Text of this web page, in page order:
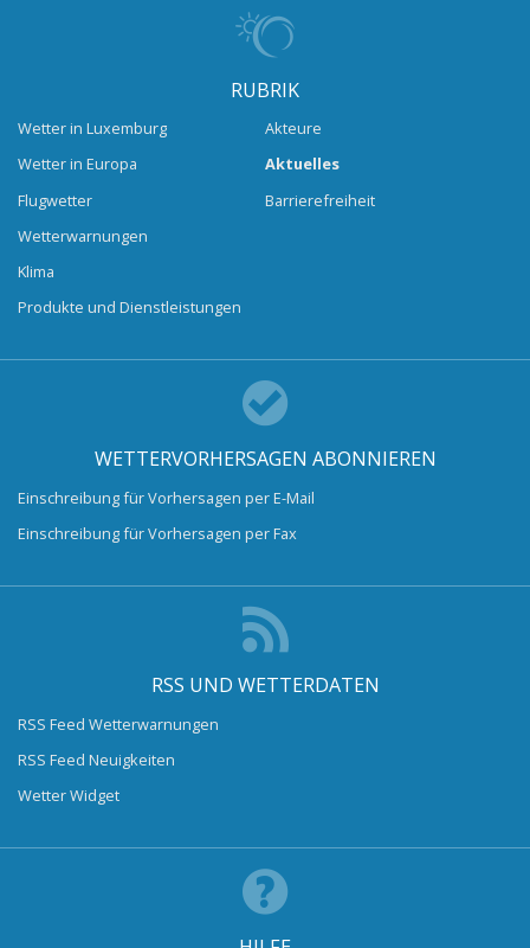
RUBRIK
Wetter in Luxemburg
Wetter in Europa
Flugwetter
Wetterwarnungen
Klima
Produkte und Dienstleistungen
Akteure
Aktuelles
Barrierefreiheit
WETTERVORHERSAGEN ABONNIEREN
Einschreibung für Vorhersagen per E-Mail
Einschreibung für Vorhersagen per Fax
RSS UND WETTERDATEN
RSS Feed Wetterwarnungen
RSS Feed Neuigkeiten
Wetter Widget